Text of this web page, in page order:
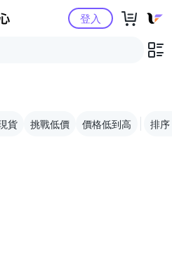
Yahoo購物中心登入
貨 挑戰低價 價格低到高 排序